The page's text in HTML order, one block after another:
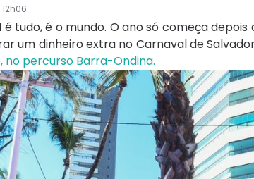
tudo, é o mundo. O ano só começa depois
um dinheiro extra no Carnaval de
no percurso Barra-Ondina.